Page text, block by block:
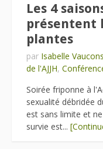
Les 4
présentent
plantes
par Isabelle
de l'AJJH,
Soirée friponne à
sexualité débridée
est sans limite et
survie est...